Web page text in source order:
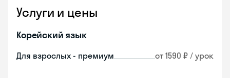
Услуги и цены
Корейский язык
Для взрослых - премиум от 1590 ₽ / урок